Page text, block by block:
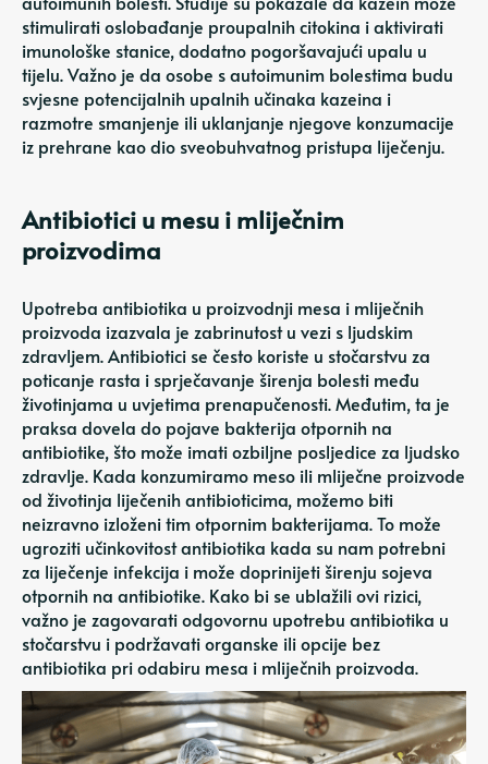
stimulirati oslobađanje proupalnih citokina i aktivirati
imunološke stanice, dodatno pogoršavajući upalu u
tijelu. Važno je da osobe s autoimunim bolestima budu
svjesne potencijalnih upalnih učinaka kazeina i
razmotre smanjenje ili uklanjanje njegove konzumacije
iz prehrane kao dio sveobuhvatnog pristupa liječenju.
Antibiotici u mesu i mliječnim
proizvodima
Upotreba antibiotika u proizvodnji mesa i mliječnih
proizvoda izazvala je zabrinutost u vezi s ljudskim
zdravljem. Antibiotici se često koriste u stočarstvu za
poticanje rasta i sprječavanje širenja bolesti među
životinjama u uvjetima prenapučenosti. Međutim, ta je
praksa dovela do pojave bakterija otpornih na
antibiotike, što može imati ozbiljne posljedice za ljudsko
zdravlje. Kada konzumiramo meso ili mliječne proizvode
od životinja liječenih antibioticima, možemo biti
neizravno izloženi tim otpornim bakterijama. To može
ugroziti učinkovitost antibiotika kada su nam potrebni
za liječenje infekcija i može doprinijeti širenju sojeva
otpornih na antibiotike. Kako bi se ublažili ovi rizici,
važno je zagovarati odgovornu upotrebu antibiotika u
stočarstvu i podržavati organske ili opcije bez
antibiotika pri odabiru mesa i mliječnih proizvoda.